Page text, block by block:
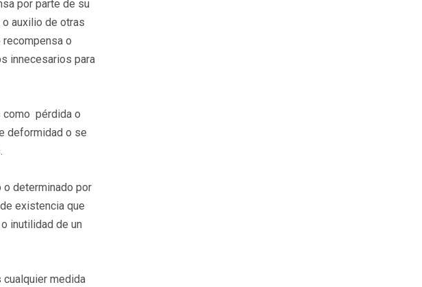
por parte de su
auxilio de otras
o
innecesarios para
como pérdida o
deformidad o se
o determinado por
existencia que
inutilidad de un
medida